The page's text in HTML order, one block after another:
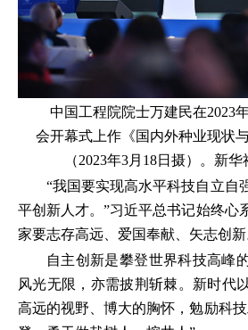
中国工程院院士万建民在2023
会开幕式上作《国内外种业现状
（2023年3月18日摄）。新
“我国要实现高水平科技自立自
平创新人才。”习近平总书记始终心
家要志存高远、爱国奉献、矢志创新
自主创新是攀登世界科技高峰
风光无限，亦需披荆斩棘。新时代
高远的视野、博大的胸怀，勉励科